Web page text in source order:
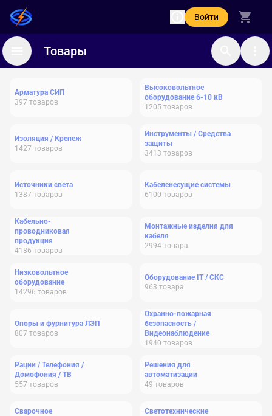
Войти
Товары
Арматура СИП
397 товаров
Высоковольтное
оборудование 6-10 кВ
1205 товаров
Изоляция / Крепеж
1427 товаров
Инструменты / Средства
защиты
3413 товаров
Источники света
1387 товаров
Кабеленесущие системы
6100 товаров
Кабельно-
проводниковая
продукция
4186 товаров
Монтажные изделия для
кабеля
2994 товара
Низковольтное
оборудование
14296 товаров
Оборудование IT / СКС
963 товара
Опоры и фурнитура ЛЭП
807 товаров
Охранно-пожарная
безопасность /
Видеонаблюдение
1940 товаров
Рации / Телефония /
Домофония / ТВ
557 товаров
Решения для
автоматизации
49 товаров
Сварочное
Светотехнические